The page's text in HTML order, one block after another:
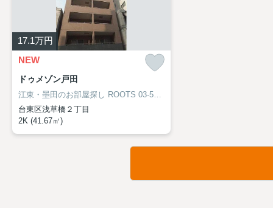
17.1万円
NEW
ドゥメゾン戸田
江東・墨田のお部屋探し ROOTS 03-5638-8866
台東区浅草橋２丁目
2K (41.67㎡)